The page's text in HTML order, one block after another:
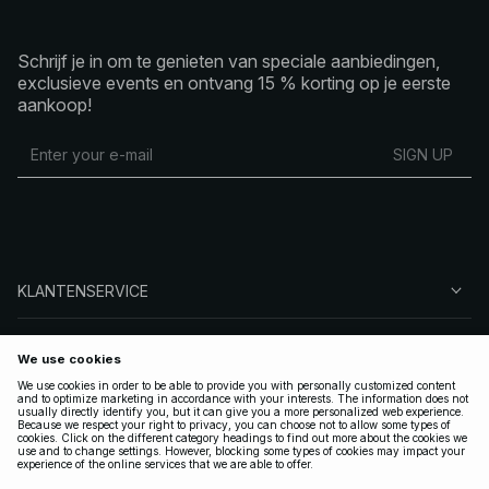
Schrijf je in om te genieten van speciale aanbiedingen,
exclusieve events en ontvang 15 % korting op je eerste
aankoop!
SIGN UP
KLANTENSERVICE
VOLG ONS
LEGAAL